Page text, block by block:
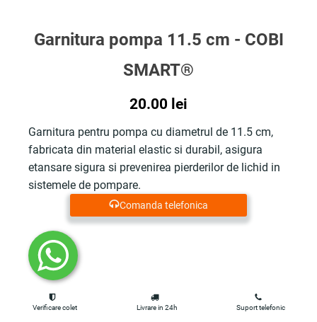
Garnitura pompa 11.5 cm - COBI
SMART®
20.00 lei
Garnitura pentru pompa cu diametrul de 11.5 cm,
fabricata din material elastic si durabil, asigura
etansare sigura si prevenirea pierderilor de lichid in
sistemele de pompare.
Comanda telefonica
Verificare colet Livrare in 24h Suport telefonic